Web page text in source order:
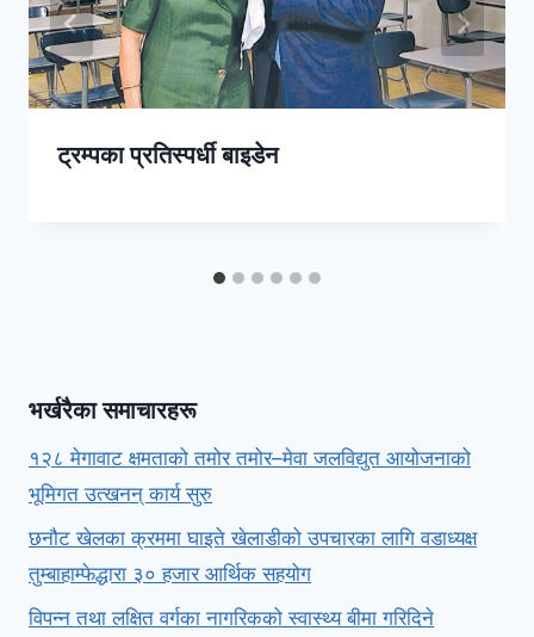
ट्रम्पका प्रतिस्पर्धी बाइडेन
भर्खरैका समाचारहरू
१२८ मेगावाट क्षमताको तमोर तमोर–मेवा जलविद्युत आयोजनाको
भूमिगत उत्खनन् कार्य सुरु
छनौट खेलका क्रममा घाइते खेलाडीको उपचारका लागि वडाध्यक्ष
तुम्बाहाम्फेद्धारा ३० हजार आर्थिक सहयोग
विपन्न तथा लक्षित वर्गका नागरिकको स्वास्थ्य बीमा गरिदिने